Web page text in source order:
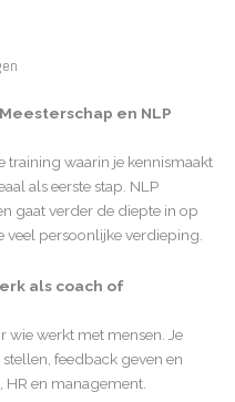
en NLP
training waarin je kennismaakt
als eerste stap. NLP
gaat verder de diepte in op
persoonlijke verdieping.
als coach of
wie werkt met mensen. Je
feedback geven en
en management.